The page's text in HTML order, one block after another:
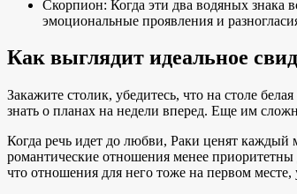
Скорпион: Когда эти два водяных знака
эмоциональные проявления и
Как выглядит идеальное
Закажите столик, убедитесь, что на столе
знать о планах на недели вперед. Еще им
Когда речь идет до любви, Раки ценят каждый
романтические отношения менее
что отношения для него тоже на первом